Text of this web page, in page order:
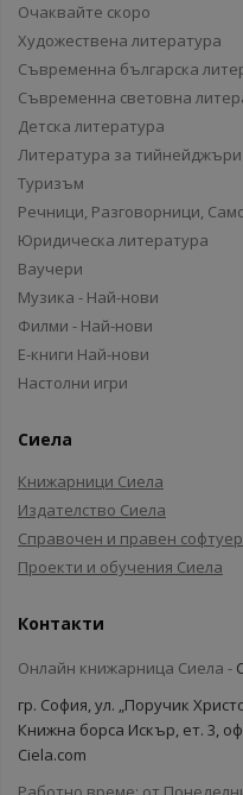
Очаквайте скоро
Художествена литература
Съвременна българска
Съвременна световна
Детска литература
Литература за тийнейджъри
Туризъм
Речници, Разговорници,
Юридическа литература
Ваучери
Музика - Най-нови
Филми - Най-нови
Е-книги Най-нови
Настолни игри
Сиела
Книжарници Сиела
Издателство Сиела
Справочен и правен
Проекти и обучения Сиела
Контакти
Онлайн книжарница Сиела -
гр. София, ул. „Поручик
Книжна борса Искър, ет. 3,
Ciela.com